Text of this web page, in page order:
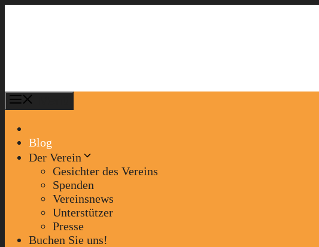
Blog
Der Verein
Gesichter des Vereins
Spenden
Vereinsnews
Unterstützer
Presse
Buchen Sie uns!